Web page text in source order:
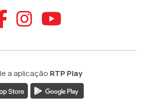
Aceder ao
Aceder ao
Aceder
a aplicação RTP Play